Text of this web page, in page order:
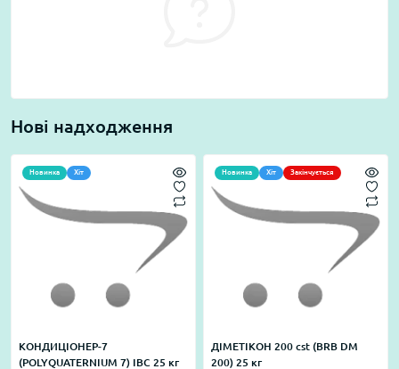
Нові надходження
Новинка Хіт
КОНДИЦІОНЕР-7
(POLYQUATERNIUM 7) IBC 25 кг
Новинка Хіт Закінчується
ДІМЕТІКОН 200 cst (BRB DM
200) 25 кг